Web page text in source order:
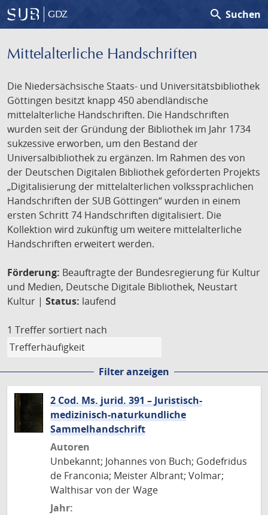
GDZ search Suchen
Mittelalterliche Handschriften
Die Niedersächsische Staats- und Universitätsbibliothek
Göttingen besitzt knapp 450 abendländische
mittelalterliche Handschriften. Die Handschriften
wurden seit der Gründung der Bibliothek im Jahr 1734
sukzessive erworben, um den Bestand der
Universalbibliothek zu ergänzen. Im Rahmen des von
der Deutschen Digitalen Bibliothek geförderten Projekts
„Digitalisierung der mittelalterlichen volkssprachlichen
Handschriften der SUB Göttingen“ wurden in einem
ersten Schritt 74 Handschriften digitalisiert. Die
Kollektion wird zukünftig um weitere mittelalterliche
Handschriften erweitert werden.
Förderung: Beauftragte der Bundesregierung für Kultur
und Medien, Deutsche Digitale Bibliothek, Neustart
Kultur | Status: laufend
1 Treffer sortiert nach
Filter anzeigen
2 Cod. Ms. jurid. 391 – Juristisch-
medizinisch-naturkundliche
Sammelhandschrift
Autoren
Unbekannt; Johannes von Buch; Godefridus
de Franconia; Meister Albrant; Volmar;
Walthisar von der Wage
Jahr: